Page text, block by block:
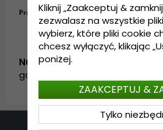
Przewodnik po rozmiarach:Rozmiar uniwersalny
Numer artykułu:
garda.armycap.viper.green
Kliknij „Zaakceptuj &
zezwalasz na wszystkie
wybierz, które pliki cookie
chcesz wyłączyć, klikając
poniżej.
Tylko
ZAAKCEPTUJ &